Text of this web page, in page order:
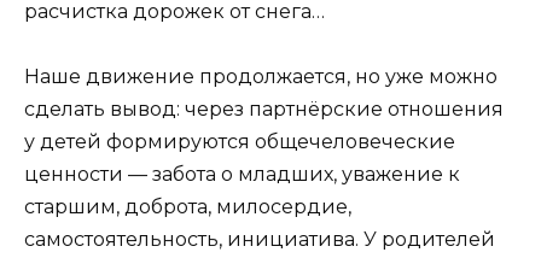
расчистка дорожек от снега…
Наше движение продолжается, но уже можно
сделать вывод: через партнёрские отношения
у детей формируются общечеловеческие
ценности — забота о младших, уважение к
старшим, доброта, милосердие,
самостоятельность, инициатива. У родителей